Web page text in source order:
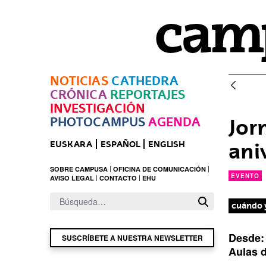
NOTICIAS CATHEDRA
CRÓNICA REPORTAJES
INVESTIGACIÓN
PHOTOCAMPUS AGENDA
EUSKARA ESPAÑOL ENGLISH
SOBRE CAMPUSA OFICINA DE COMUNICACIÓN
AVISO LEGAL CONTACTO EHU
SUSCRÍBETE A NUESTRA NEWSLETTER
EVENTO
cuándo
Desde:
u
Aulas